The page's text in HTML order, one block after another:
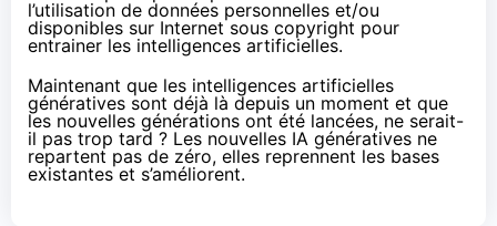
l’utilisation de données personnelles et/ou
disponibles sur Internet sous copyright pour
entrainer les intelligences artificielles.
Maintenant que les intelligences artificielles
génératives sont déjà là depuis un moment et que
les nouvelles générations ont été lancées, ne serait-
il pas trop tard ? Les nouvelles IA génératives ne
repartent pas de zéro, elles reprennent les bases
existantes et s’améliorent.